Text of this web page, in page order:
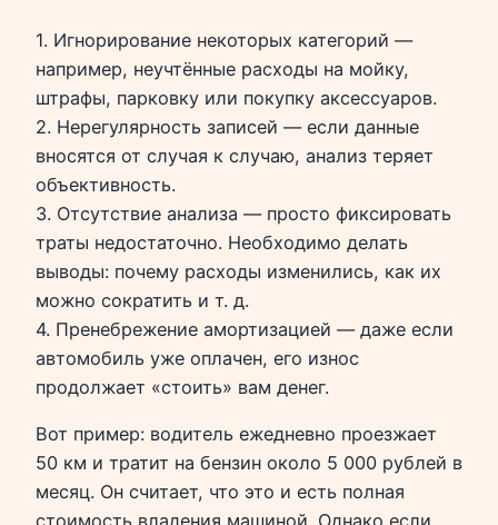
1. Игнорирование некоторых категорий —
например, неучтённые расходы на мойку,
штрафы, парковку или покупку аксессуаров.
2. Нерегулярность записей — если данные
вносятся от случая к случаю, анализ теряет
объективность.
3. Отсутствие анализа — просто фиксировать
траты недостаточно. Необходимо делать
выводы: почему расходы изменились, как их
можно сократить и т. д.
4. Пренебрежение амортизацией — даже если
автомобиль уже оплачен, его износ
продолжает «стоить» вам денег.
Вот пример: водитель ежедневно проезжает
50 км и тратит на бензин около 5 000 рублей в
месяц. Он считает, что это и есть полная